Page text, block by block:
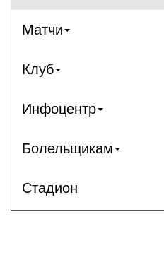
Матчи
Клуб
Инфоцентр
Болельщикам
Стадион